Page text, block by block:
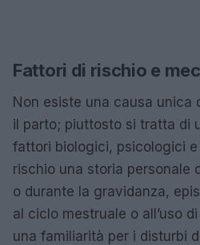
Fattori di rischio e
Non esiste una causa unica
il parto; piuttosto si tratta di
fattori biologici, psicologici
rischio una storia personale
o durante la gravidanza,
al ciclo mestruale o all’uso
una familiarità per i disturbi